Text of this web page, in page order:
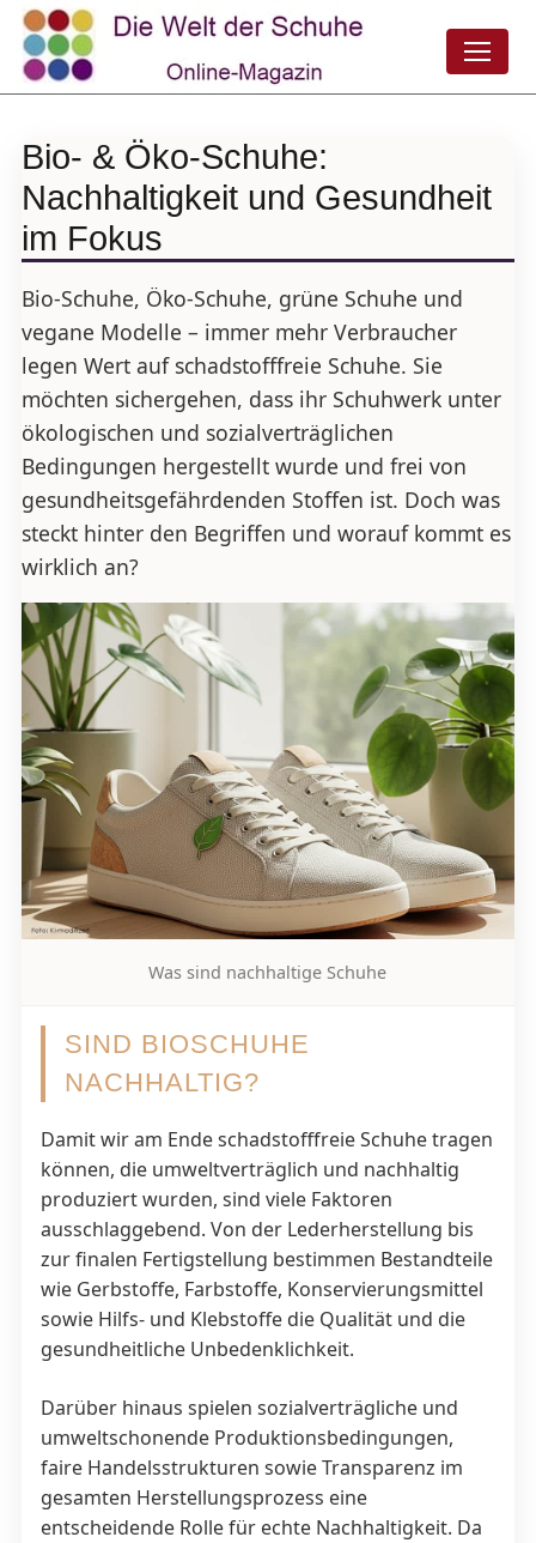
Bio- & Öko-Schuhe:
Nachhaltigkeit und Gesundheit
im Fokus
Bio-Schuhe, Öko-Schuhe, grüne Schuhe und
vegane Modelle – immer mehr Verbraucher
legen Wert auf schadstofffreie Schuhe. Sie
möchten sichergehen, dass ihr Schuhwerk unter
ökologischen und sozialverträglichen
Bedingungen hergestellt wurde und frei von
gesundheitsgefährdenden Stoffen ist. Doch was
steckt hinter den Begriffen und worauf kommt es
wirklich an?
Was sind nachhaltige Schuhe
SIND BIOSCHUHE
NACHHALTIG?
Damit wir am Ende schadstofffreie Schuhe tragen
können, die umweltverträglich und nachhaltig
produziert wurden, sind viele Faktoren
ausschlaggebend. Von der Lederherstellung bis
zur finalen Fertigstellung bestimmen Bestandteile
wie Gerbstoffe, Farbstoffe, Konservierungsmittel
sowie Hilfs- und Klebstoffe die Qualität und die
gesundheitliche Unbedenklichkeit.
Darüber hinaus spielen sozialverträgliche und
umweltschonende Produktionsbedingungen,
faire Handelsstrukturen sowie Transparenz im
gesamten Herstellungsprozess eine
entscheidende Rolle für echte Nachhaltigkeit. Da